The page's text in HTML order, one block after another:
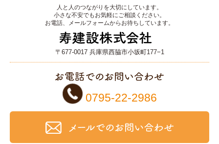
人と人のつながりを大切にしています。
小さな不安でもお気軽にご相談ください。
お電話、メールフォームからお待ちしています。
〒677-0017 兵庫県西脇市小坂町177−1
0795-22-2986